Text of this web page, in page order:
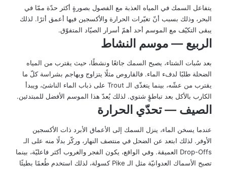
يتفاعل السمك في المياه العذبة مع الفصول بصورةٍ أكثر حدّة ممّا في
البحر، وذلك بسبب أنّ تغيّرات الحرارة والأكسجين فيها أعمق أثرًا. لذلك
يبقى التكيّف مع الموسم أحد أهمّ أسرار الصيّاد المتفوّق.
الربيع — موسم النشاط
بعد سُبات الشتاء، يصبح السمك جائعًا ونشطًا، حيث يقترب من المياه
الضحلة طلبًا لدفء الماء. فالقاروص مثلًا يتزاوج ويهاجم بشراسة كلّ ما
يقترب من عشّه، بينما يتغذّى الـ Trout على ذباب الماء الناشئ، ويبدأ
الكارب بالأكل بعد تباطؤٍ شتوي. لذلك يُعدّ هذا الموسم الأفضل للمبتدئين.
الصيف — تحدّي الحرارة
عندما يسخن الماء، ينزل السمك إلى الأعماق الأبرد ذات الأكسجين
الأوفر. لذلك ابتعد عن الضحل في منتصف النهار، وركّز بدلًا منه على الـ
Drop-Offs العميقة. وفي الواقع، يكون الفجر والغروب أكثر فاعليّة، بينما
تصبح الأسماك العدوانيّة مثل الـ Pike كسولة، لذلك استخدم طُعمًا بطيئًا